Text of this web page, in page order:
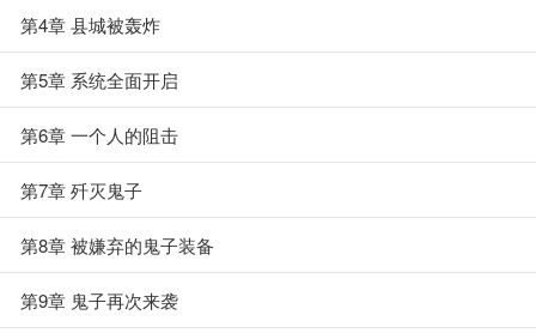
第4章 县城被轰炸
第5章 系统全面开启
第6章 一个人的阻击
第7章 歼灭鬼子
第8章 被嫌弃的鬼子装备
第9章 鬼子再次来袭